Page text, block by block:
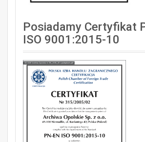
Posiadamy Certyfikat
ISO 9001:2015-10